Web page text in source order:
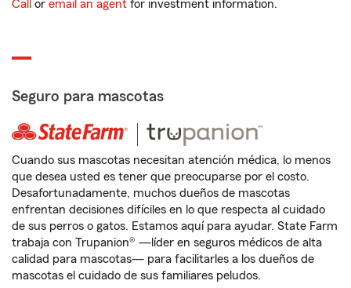
Call or email an agent for investment information.
Seguro para mascotas
Cuando sus mascotas necesitan atención médica, lo menos
que desea usted es tener que preocuparse por el costo.
Desafortunadamente, muchos dueños de mascotas
enfrentan decisiones difíciles en lo que respecta al cuidado
de sus perros o gatos. Estamos aquí para ayudar. State Farm
trabaja con Trupanion® —líder en seguros médicos de alta
calidad para mascotas— para facilitarles a los dueños de
mascotas el cuidado de sus familiares peludos.